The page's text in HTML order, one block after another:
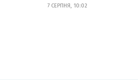
7 СЕРПНЯ, 10:02